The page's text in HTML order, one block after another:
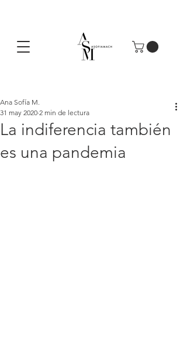
La indiferencia también
es una pandemia
Ana Sofía M.
31 may 2020 2 min de lectura